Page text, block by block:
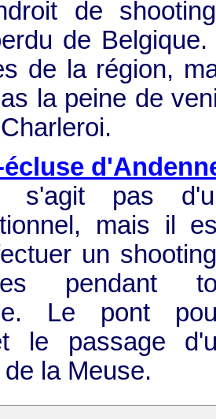
de
de
de la région,
la peine de
pas
mais il
un
pendant
Le pont
le passage
de la Meuse.